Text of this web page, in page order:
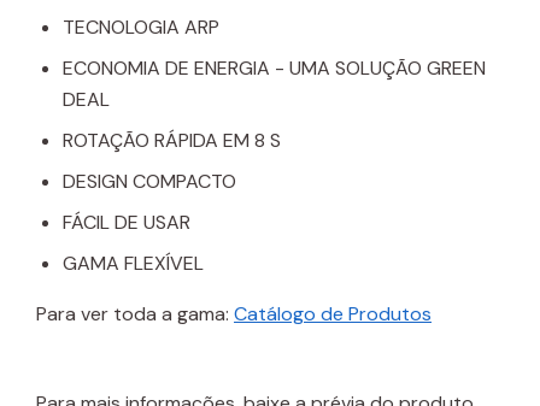
TECNOLOGIA ARP
ECONOMIA DE ENERGIA - UMA SOLUÇÃO GREEN
DEAL
ROTAÇÃO RÁPIDA EM 8 S
DESIGN COMPACTO
FÁCIL DE USAR
GAMA FLEXÍVEL
Para ver toda a gama: Catálogo de Produtos